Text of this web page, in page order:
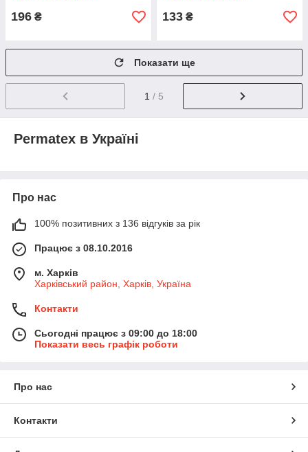
196 ₴ 133 ₴
Показати ще
1 / 5
Permatex в Україні
Про нас
100% позитивних з 136 відгуків за рік
Працює з 08.10.2016
м. Харків
Харківський район, Харків, Україна
Контакти
Сьогодні працює з 09:00 до 18:00
Показати весь графік роботи
Про нас
Контакти